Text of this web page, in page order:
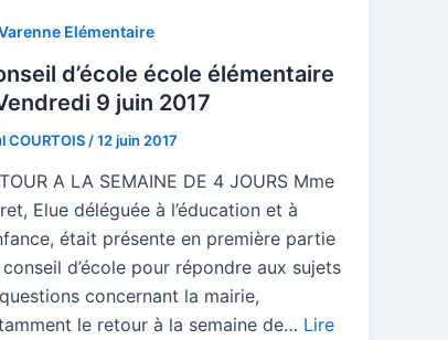
Elémentaire
d’école école élémentaire
9 juin 2017
COURTOIS /12 juin 2017
A LA SEMAINE DE 4 JOURS Mme
Elue déléguée à l’éducation et à
était présente en première partie
d’école pour répondre aux sujets
concernant la mairie,
le retour à la semaine de… Lire